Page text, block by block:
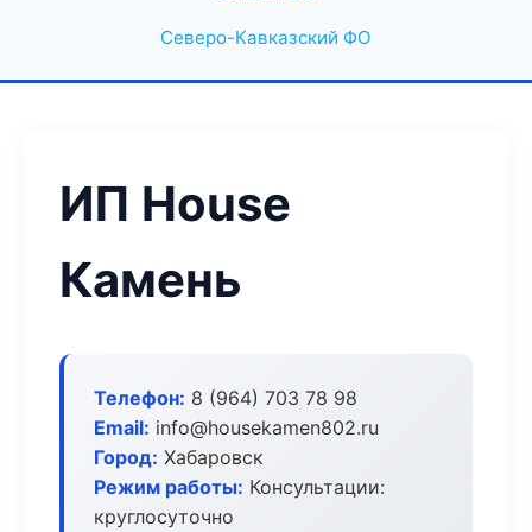
Северо-Кавказский ФО
ИП House
Камень
Телефон: 8 (964) 703 78 98
Email: info@housekamen802.ru
Город: Хабаровск
Режим работы: Консультации:
круглосуточно